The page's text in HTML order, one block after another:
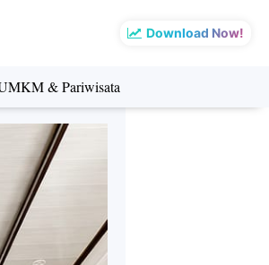
Download Now!
& Pariwisata